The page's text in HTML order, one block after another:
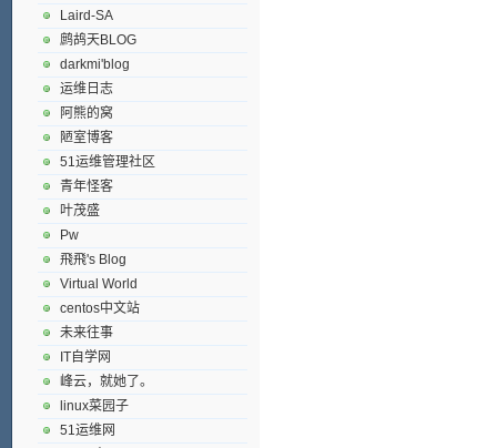
Laird-SA
鹧鸪天BLOG
darkmi'blog
运维日志
阿熊的窝
陋室博客
51运维管理社区
青年怪客
叶茂盛
Pw
飛飛's Blog
Virtual World
centos中文站
未来往事
IT自学网
峰云，就她了。
linux菜园子
51运维网